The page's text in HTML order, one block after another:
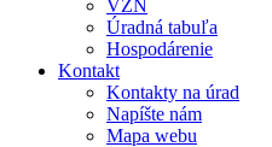
VZN
Úradná tabuľa
Hospodárenie
Kontakt
Kontakty na úrad
Napíšte nám
Mapa webu